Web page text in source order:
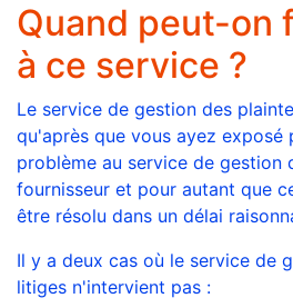
Quand peut-on
à ce service ?
Le service de gestion des
qu'après que vous ayez exposé
problème au service de gestion
fournisseur et pour autant que
être résolu dans un délai
Il y a deux cas où le service de
litiges n'intervient pas :